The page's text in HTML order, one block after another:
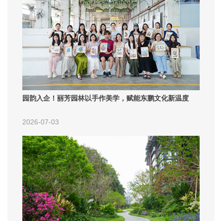
园韵入企！丽芳园林以手作美学，赋能东鹏文化新温度
2026-07-03